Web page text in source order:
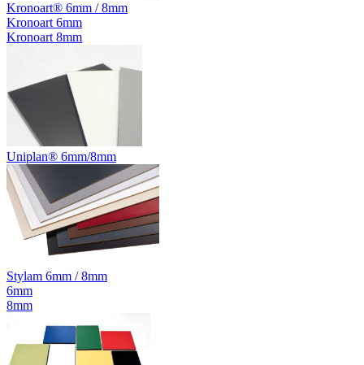
Kronoart® 6mm / 8mm
Kronoart 6mm
Kronoart 8mm
Uniplan® 6mm/8mm
Stylam 6mm / 8mm
6mm
8mm